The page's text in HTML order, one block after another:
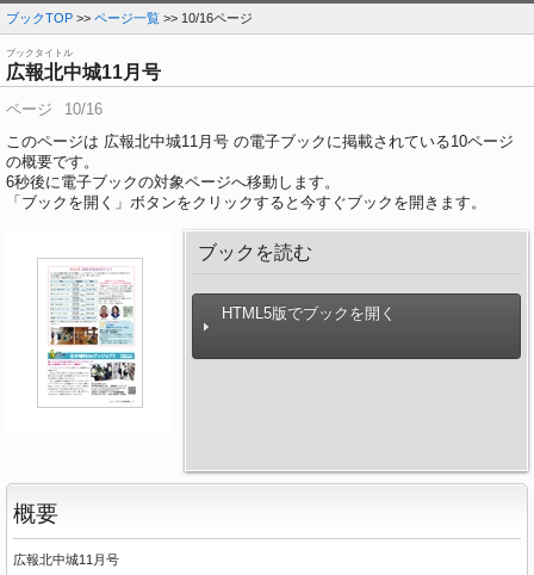
ブックTOP >> ページ一覧 >> 10/16ページ
ブックタイトル
広報北中城11月号
ページ
10/16
このページは 広報北中城11月号 の電子ブックに掲載されている10ページ
の概要です。
6秒後に電子ブックの対象ページへ移動します。
「ブックを開く」ボタンをクリックすると今すぐブックを開きます。
ブックを読む
HTML5版でブックを開く
概要
広報北中城11月号